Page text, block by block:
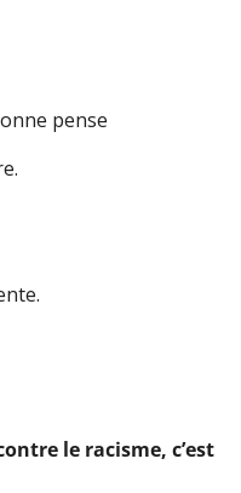
pense
le racisme, c’est